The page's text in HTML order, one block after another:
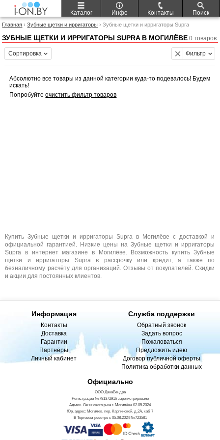
Каталог Инфо Контакты Поиск
Главная ›Зубные щетки и ирригаторы › Зубные щетки и ирригаторы Supra
ЗУБНЫЕ ЩЕТКИ И ИРРИГАТОРЫ SUPRA В МОГИЛЁВЕ 0 товаров
Купить Зубные щетки и ирригаторы Supra в Могилёве с доставкой и
официальной гарантией. Низкие цены на Зубные щетки и ирригаторы
Supra в интернет магазине в Могилёве. Возможность купить Зубные
щетки и ирригаторы Supra в рассрочку или кредит, а также по
безналичному расчёту для организаций. Отзывы от покупателей. Скидки
и акции для постоянных клиентов.
Сортировка Фильтр
Абсолютно все товары из данной категории куда-то подевалось! Будем
искать!
Попробуйтеочистить фильтр товаров
Информация
Контакты
Доставка
Гарантии
Партнёры
Личный кабинет
Служба поддержки
Обратный звонок
Задать вопрос
Пожаловаться
Предложить идею
Договор публичной оферты
Политика обработки данных
Официально
ООО ДанаВендра
Регистрации №791372916 зарегистрировано
Админ. Ленинского р-на г. Могилёва 02.05.2024
Юр. адрес: Могилев, пер. Карпинской, д.2А, каб 7
В Торговом реестре с 05.08.2024 №723581